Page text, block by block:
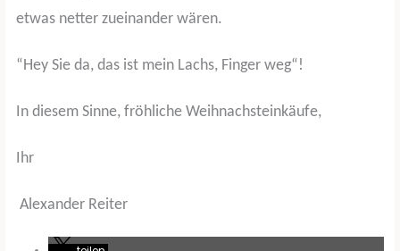
etwas netter zueinander wären.
“Hey Sie da, das ist mein Lachs, Finger weg“!
In diesem Sinne, fröhliche Weihnachsteinkäufe,
Ihr
Alexander Reiter